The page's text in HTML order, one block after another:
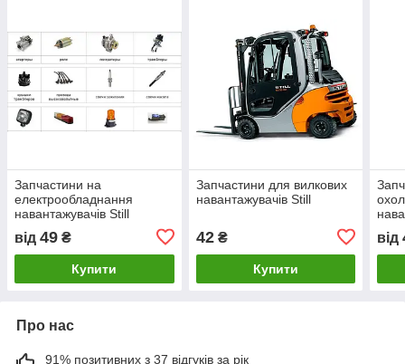
Запчастини на
електрообладнання
навантажувачів Still
від 49 ₴
Купити
Запчастини для вилкових
навантажувачів Still
42₴
Купити
від
Про нас
91% позитивних з 37 відгуків за рік